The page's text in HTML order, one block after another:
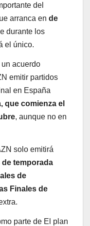
del
arranca en de
durante los
el único.
acuerdo
emitir partidos
en España
que comienza el
, aunque no en
solo emitirá
temporada
de
Finales de
parte de El plan